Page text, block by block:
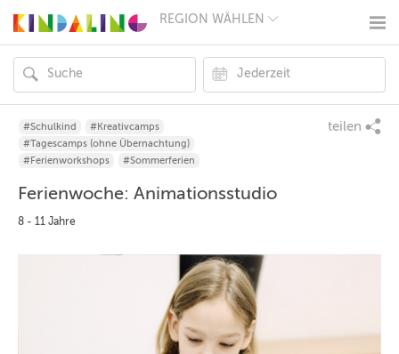
REGION WÄHLEN
MÜNCHEN
HAMBURG
FRANKFURT
KÖLN
STUTTGART
ESSEN
LEIPZIG
ZÜRICH
ANDERE
REGIONEN
#Schulkind
#Kreativcamps
#Tagescamps (ohne Übernachtung)
#Ferienworkshops
#Sommerferien
teilen
Ferienwoche: Animationsstudio
8 - 11 Jahre